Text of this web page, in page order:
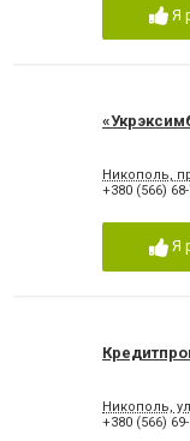
Я
Никополь,
+380 (566) 68-
Я
Никополь,
+380 (566) 69-